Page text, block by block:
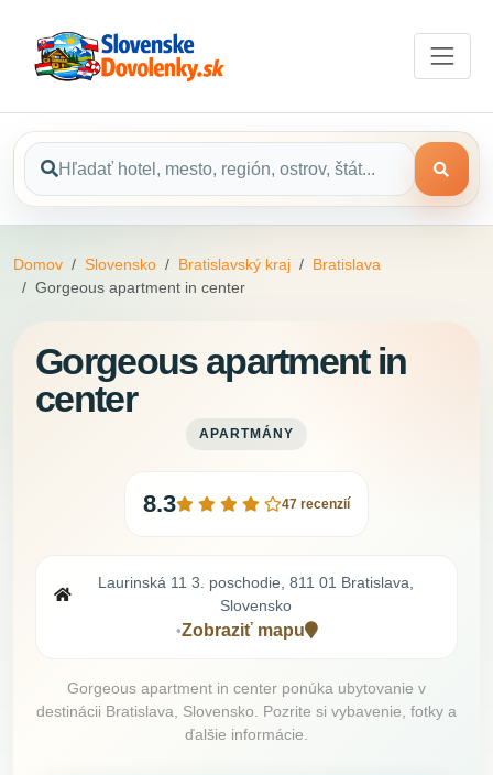
Domov Slovensko Bratislavský kraj
Bratislava
Gorgeous apartment in center
Gorgeous apartment in
center
APARTMÁNY
8.3 47 recenzií
Laurinská 11 3. poschodie, 811 01 Bratislava,
Slovensko
•Zobraziť mapu
Gorgeous apartment in center ponúka ubytovanie v
destinácii Bratislava, Slovensko. Pozrite si vybavenie, fotky a
ďalšie informácie.